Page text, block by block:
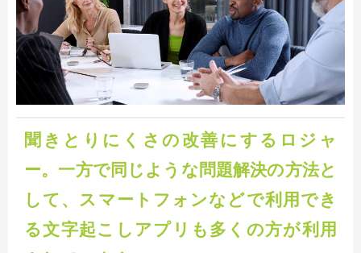
聞きとりにくさの改善にするロジャ
ー。一方で同じような問題解決の方法と
して、スマートフォンなどで利用でき
る文字起こしアプリも多くの方が利用